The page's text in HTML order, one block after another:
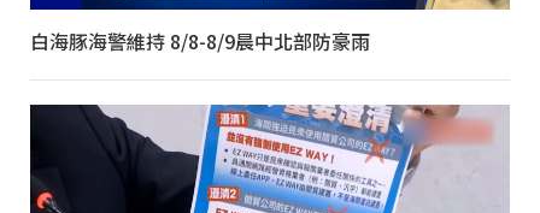
白海豚海警維持 8/8-8/9晨中北部防豪雨